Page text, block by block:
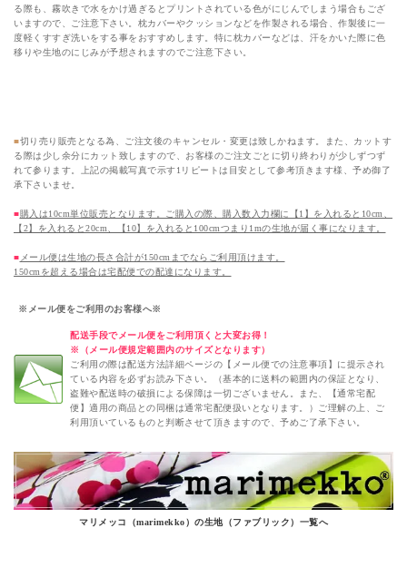
る際も、霧吹きで水をかけ過ぎるとプリントされている色がにじんでしまう場合もござ
いますので、ご注意下さい。枕カバーやクッションなどを作製される場合、作製後に一
度軽くすすぎ洗いをする事をおすすめします。特に枕カバーなどは、汗をかいた際に色
移りや生地のにじみが予想されますのでご注意下さい。
■切り売り販売となる為、ご注文後のキャンセル・変更は致しかねます。また、カットす
る際は少し余分にカット致しますので、お客様のご注文ごとに切り終わりが少しずつず
れて参ります。上記の掲載写真で示す1リピートは目安として参考頂きます様、予め御了
承下さいませ。
■購入は10cm単位販売となります。ご購入の際、購入数入力欄に【1】を入れると10cm、
【2】を入れると20cm、【10】を入れると100cmつまり1mの生地が届く事になります。
■ メール便は生地の長さ合計が150cmまでならご利用頂けます。
150cmを超える場合は宅配便での配達になります。
※メール便をご利用のお客様へ※
配送手段でメール便をご利用頂くと大変お得！
※（メール便規定範囲内のサイズとなります）
ご利用の際は配送方法詳細ページの【メール便での注意事項】に提示され
ている内容を必ずお読み下さい。（基本的に送料の範囲内の保証となり、
盗難や配送時の破損による保障は一切ございません。また、【通常宅配
便】適用の商品との同梱は通常宅配便扱いとなります。）ご理解の上、ご
利用頂いているものと判断させて頂きますので、予めご了承下さい。
マリメッコ（marimekko）の生地（ファブリック）一覧へ